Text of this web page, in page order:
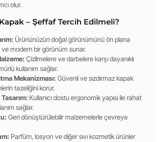
olur.
– Şeffaf Tercih Edilmeli?
Ürününüzün doğal görünümünü ön plana
ve modern bir görünüm sunar.
Çizilmelere ve darbelere karşı dayanıklı
kullanım sağlar.
Mekanizması: Güvenli ve sızdırmaz kapak
tazeliğini korur.
Kullanıcı dostu ergonomik yapısı ile rahat
sağlar.
Geri dönüştürülebilir malzemelerle çevreye
Parfüm, losyon ve diğer sıvı kozmetik ürünler